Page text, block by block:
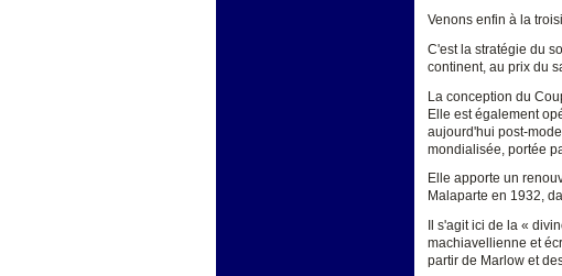
Venons enfin à la
C'est la stratégie du
continent, au prix du
La conception du
Elle est également
aujourd'hui post-
mondialisée, portée
Elle apporte un
Malaparte en 1932,
Il s'agit ici de la «
machiavellienne et
partir de Marlow et